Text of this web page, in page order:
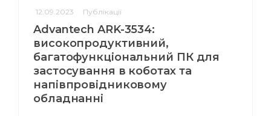
12.09.2023 Публікації
Advantech ARK-3534:
високопродуктивний,
багатофункціональний ПК для
застосування в коботах та
напівпровідниковому
обладнанні